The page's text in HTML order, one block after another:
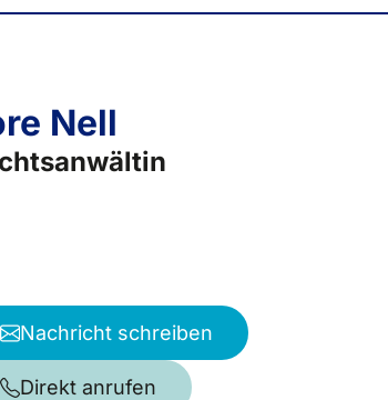
Nell
Nachricht schreiben
Direkt anrufen